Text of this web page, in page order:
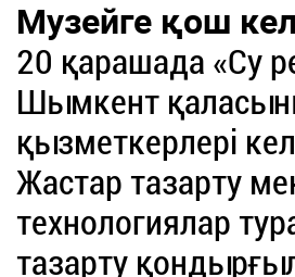
Музейге қош
20 қарашада «Су
Шымкент
қызметкерлері
Жастар тазарту
технологиялар
тазарту